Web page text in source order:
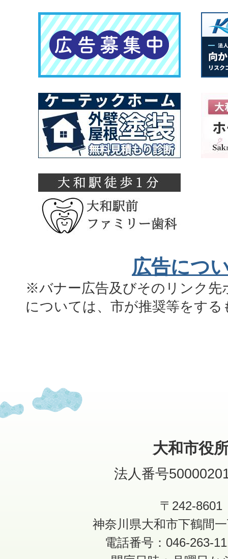
広告につ
※バナー広告及びそのリンク先
については、市が推奨等をす
大和市役
法人番号
〒242-8601
神奈川県大和市下鶴間
電話番号：046-263-